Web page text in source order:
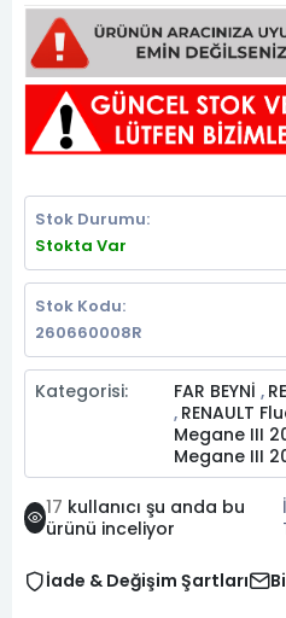
Stok Durumu:
Stokta Var
Stok Kodu:
260660008R
Kategorisi: FAR BEYNİ ,
, RENAULT
Megane III
Megane III
17 kullanıcı şu anda bu
ürünü inceliyor
İade & Değişim Şartları